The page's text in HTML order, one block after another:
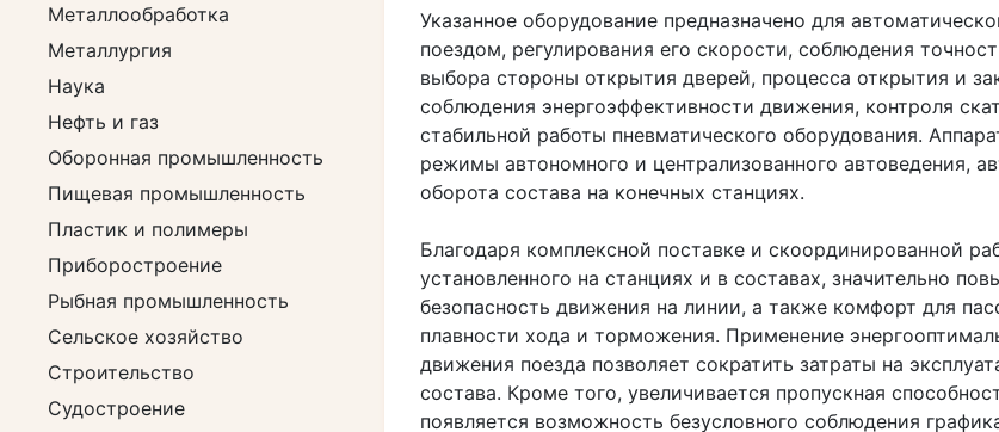
Указанное оборудование предназначено для
поездом, регулирования его скорости, соблюдения
выбора стороны открытия дверей, процесса открытия и
соблюдения энергоэффективности движения, контроля
стабильной работы пневматического оборудования.
режимы автономного и централизованного автоведения,
оборота состава на конечных станциях.
Благодаря комплексной поставке и скоординированной
установленного на станциях и в составах, значительно
безопасность движения на линии, а также комфорт для
плавности хода и торможения. Применение
движения поезда позволяет сократить затраты на
состава. Кроме того, увеличивается пропускная
появляется возможность безусловного соблюдения
Металлообработка
Металлургия
Наука
Нефть и газ
Оборонная промышленность
Пищевая промышленность
Пластик и полимеры
Приборостроение
Рыбная промышленность
Сельское хозяйство
Строительство
Судостроение